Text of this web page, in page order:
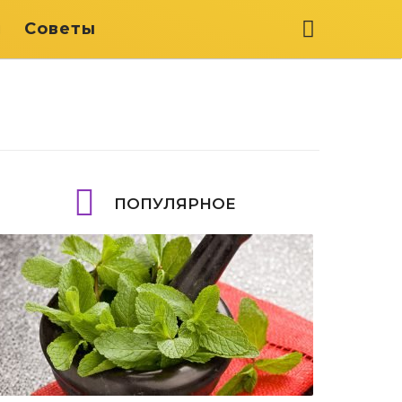
Советы
ПОПУЛЯРНОЕ